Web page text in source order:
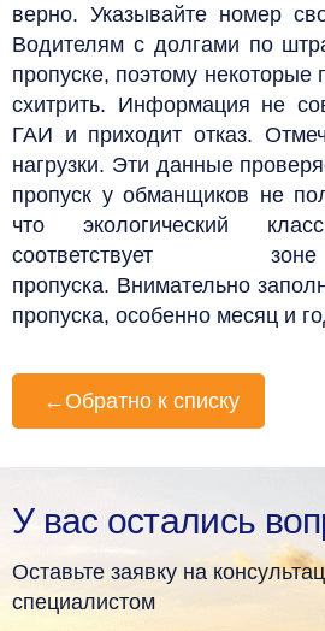
верно. Указывайте номер
Водителям с долгами по
пропуске, поэтому некоторые
схитрить. Информация не
ГАИ и приходит отказ.
нагрузки. Эти данные
пропуск у обманщиков не
что экологический
соответствует
пропуска. Внимательно
пропуска, особенно месяц и
← Обратно к списку
У вас остались
Оставьте заявку на
специалистом